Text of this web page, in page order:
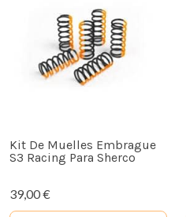
Kit De Muelles Embrague
S3 Racing Para Sherco
39,00 €